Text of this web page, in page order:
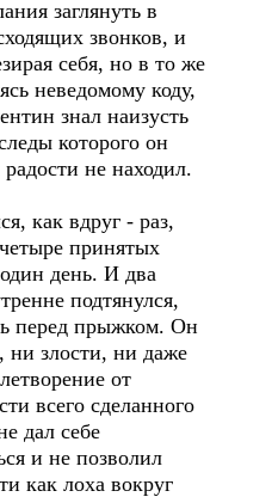
заглянуть в
звонков, и
себя, но в то же
неведомому коду,
знал наизусть
которого он
не находил.
как вдруг - раз,
принятых
день. И два
подтянулся,
перед прыжком. Он
ни злости, ни даже
от
всего сделанного
дал себе
и не позволил
как лоха вокруг